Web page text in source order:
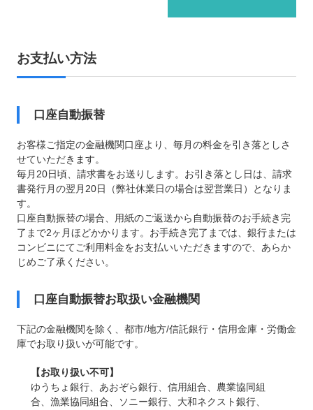
お支払い方法
口座自動振替
お客様ご指定の金融機関口座より、毎月の料金を引き落としさ
せていただきます。
毎月20日頃、請求書をお送りします。お引き落とし日は、請求
書発行月の翌月20日（弊社休業日の場合は翌営業日）となりま
す。
口座自動振替の場合、用紙のご返送から自動振替のお手続き完
了まで2ヶ月ほどかかります。お手続き完了までは、銀行または
コンビニにてご利用料金をお支払いいただきますので、あらか
じめご了承ください。
口座自動振替お取扱い金融機関
下記の金融機関を除く、都市/地方/信託銀行・信用金庫・労働金
庫でお取り扱いが可能です。
【お取り扱い不可】
ゆうちょ銀行、あおぞら銀行、信用組合、農業協同組
合、漁業協同組合、ソニー銀行、大和ネクスト銀行、